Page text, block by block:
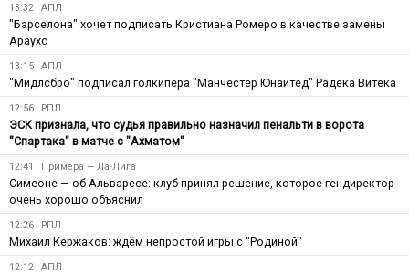
13:32 АПЛ
"Барселона" хочет подписать Кристиана Ромеро в качестве замены
Араухо
13:15 АПЛ
"Мидлсбро" подписал голкипера "Манчестер Юнайтед" Радека Витека
12:56 РПЛ
ЭСК признала, что судья правильно назначил пенальти в ворота
"Спартака" в матче с "Ахматом"
12:41 Примера — Ла-Лига
Симеоне — об Альваресе: клуб принял решение, которое гендиректор
очень хорошо объяснил
12:26 РПЛ
Михаил Кержаков: ждём непростой игры с "Родиной"
12:12 АПЛ